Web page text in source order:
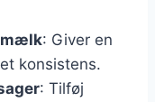
: Giver en
konsistens.
: Tilføj